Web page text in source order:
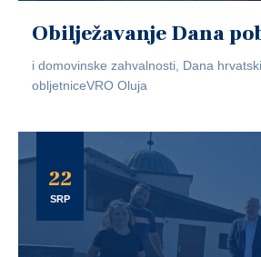
Obilježavanje Dana
i domovinske zahvalnosti, Dana
obljetniceVRO Oluja
22
SRP